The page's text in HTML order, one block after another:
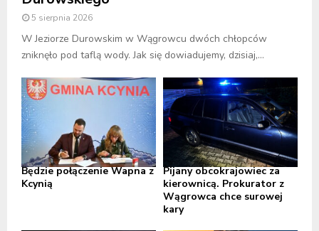
5 sierpnia 2026
W Jeziorze Durowskim w Wągrowcu dwóch chłopców
zniknęło pod taflą wody. Jak się dowiadujemy, dzisiaj,...
Będzie połączenie Wapna z
Kcynią
Pijany obcokrajowiec za
kierownicą. Prokurator z
Wągrowca chce surowej
kary